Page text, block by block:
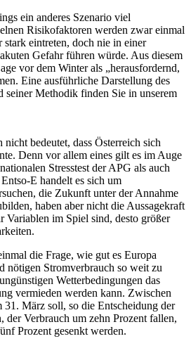
ein anderes Szenario viel
Risikofaktoren werden zwar einmal
eintreten, doch nie in einer
Gefahr führen würde. Aus diesem
vor dem Winter als „herausfordernd,
Eine ausführliche Darstellung des
seiner Methodik finden Sie in unserem
nicht bedeutet, dass Österreich sich
Denn vor allem eines gilt es im Auge
Stresstest der APG als auch
E handelt es sich um
die Zukunft unter der Annahme
haben aber nicht die Aussagekraft
Variablen im Spiel sind, desto größer
die Frage, wie gut es Europa
nötigen Stromverbrauch so weit zu
Wetterbedingungen das
vermieden werden kann. Zwischen
31. März soll, so die Entscheidung der
der Verbrauch um zehn Prozent fallen,
Prozent gesenkt werden.